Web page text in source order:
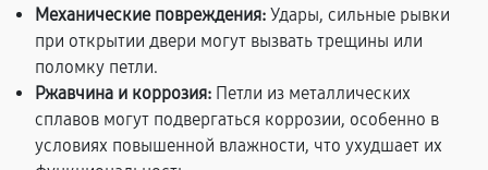
Механические повреждения: Удары, сильные рывки
при открытии двери могут вызвать трещины или
поломку петли.
Ржавчина и коррозия: Петли из металлических
сплавов могут подвергаться коррозии, особенно в
условиях повышенной влажности, что ухудшает их